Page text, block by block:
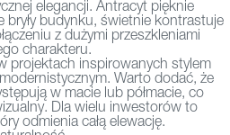
elegancji. Antracyt pięknie
bryły budynku, świetnie kontrastuje
z dużymi przeszkleniami
charakteru.
projektach inspirowanych stylem
Warto dodać, że
w macie lub półmacie, co
Dla wielu inwestorów to
odmienia całą elewację.